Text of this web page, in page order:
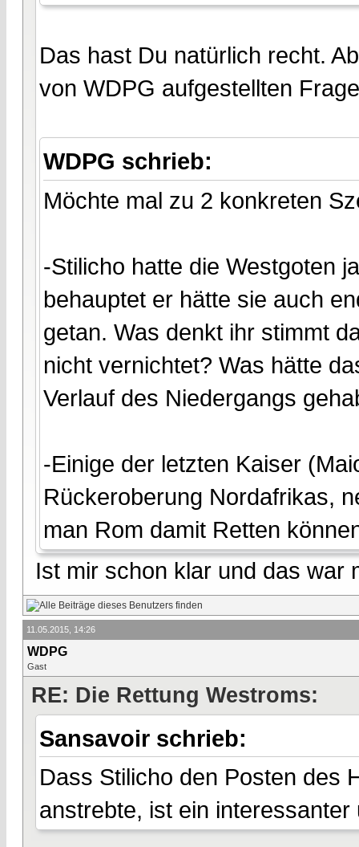
Das hast Du natürlich recht.
von WDPG aufgestellten
WDPG schrieb:
Möchte mal zu 2 konkreten
-Stilicho hatte die Westgoten
behauptet er hätte sie auch
getan. Was denkt ihr stimmt
nicht vernichtet? Was hätte
Verlauf des Niedergangs
-Einige der letzten Kaiser
Rückeroberung Nordafrikas,
man Rom damit Retten
Ist mir schon klar und das war
11.05.2015, 14:26
WDPG
Gast
RE: Die Rettung Westroms:
Sansavoir schrieb:
Dass Stilicho den Posten des
anstrebte, ist ein